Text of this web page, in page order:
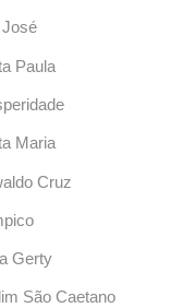
José
Paula
Maria
Cruz
Gerty
São Caetano